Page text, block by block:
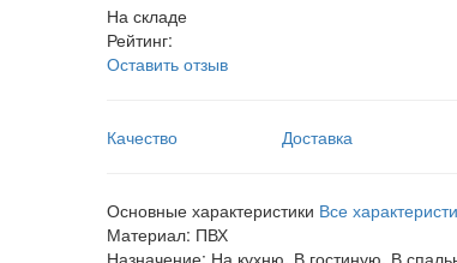
На складе
Рейтинг:
Оставить отзыв
Качество Доставка
Основные характеристики Все
Материал: ПВХ